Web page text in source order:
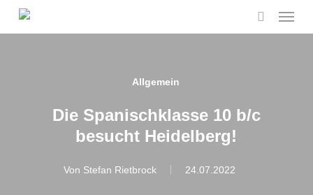
search
Menu
Allgemein
Die Spanischklasse 10 b/c
besucht Heidelberg!
Von Stefan Rietbrock 24.07.2022